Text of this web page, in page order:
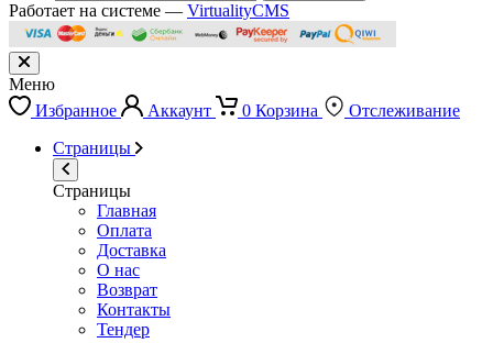
Работает на системе — VirtualityCMS
Меню
Избранное
Аккаунт 0 Корзина
Отслеживание
Страницы
Страницы
Главная
Оплата
Доставка
О нас
Возврат
Контакты
Тендер